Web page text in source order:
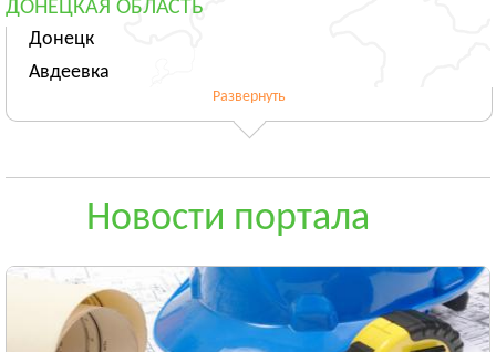
ДОНЕЦКАЯ ОБЛАСТЬ
Донецк
Авдеевка
Смотреть всё
Андрушёвка
Смотреть всё
ЗАКАРПАТСКАЯ ОБЛАСТЬ
Ужгород
Развернуть
Новости портала